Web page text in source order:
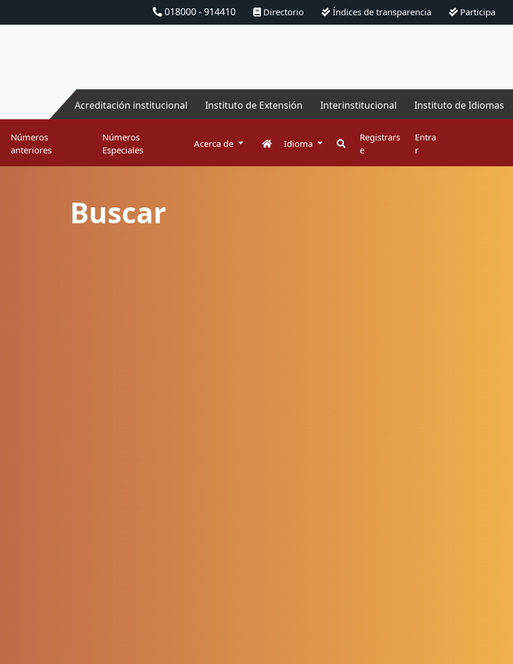
018000 - 914410 Directorio Índices de transparencia Participa
Acreditación institucional Instituto de Extensión Interinstitucional Instituto de Idiomas
Números
anteriores
Números
Especiales
Acerca de Idioma
Registrars
e
Entra
r
Buscar